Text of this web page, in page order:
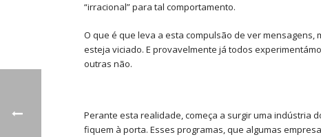
“irracional” para tal comportamento.
O que é que leva a esta compulsão de ver
esteja viciado. E provavelmente já todos
outras não.
Perante esta realidade, começa a surgir uma indústria
fiquem à porta. Esses programas, que algumas